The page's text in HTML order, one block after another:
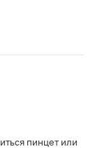
пинцет или